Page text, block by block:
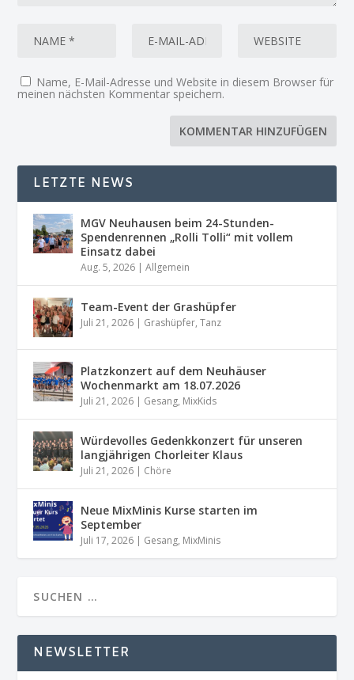
Name, E-Mail-Adresse und Website in diesem Browser für
meinen nächsten Kommentar speichern.
LETZTE NEWS
MGV Neuhausen beim 24-Stunden-
Spendenrennen „Rolli Tolli“ mit vollem
Einsatz dabei
Aug. 5, 2026 |Allgemein
Team-Event der Grashüpfer
Juli 21, 2026 | Grashüpfer,Tanz
Platzkonzert auf dem Neuhäuser
Wochenmarkt am 18.07.2026
Juli 21, 2026 | Gesang, MixKids
Würdevolles Gedenkkonzert für unseren
langjährigen Chorleiter Klaus
Juli 21, 2026 | Chöre
Neue MixMinis Kurse starten im
September
Juli 17, 2026 | Gesang, MixMinis
NEWSLETTER